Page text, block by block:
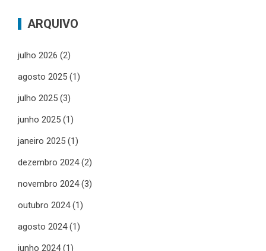
ARQUIVO
julho 2026 (2)
agosto 2025 (1)
julho 2025 (3)
junho 2025 (1)
janeiro 2025 (1)
dezembro 2024(2)
novembro 2024(3)
outubro 2024(1)
agosto 2024(1)
junho 2024(1)